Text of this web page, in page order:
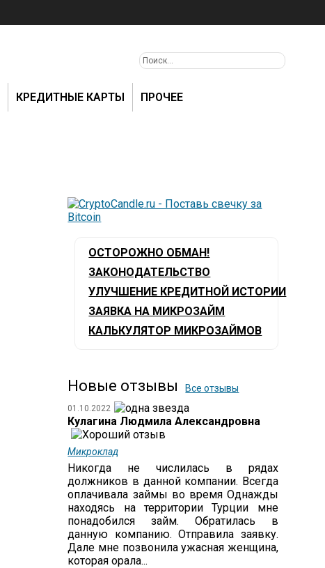
КРЕДИТНЫЕ КАРТЫ ПРОЧЕЕ
ОСТОРОЖНО ОБМАН!
ЗАКОНОДАТЕЛЬСТВО
УЛУЧШЕНИЕ КРЕДИТНОЙ ИСТОРИИ
ЗАЯВКА НА МИКРОЗАЙМ
КАЛЬКУЛЯТОР МИКРОЗАЙМОВ
Новые отзывы Все отзывы
01.10.2022
Кулагина Людмила Александровна
Микроклад
Никогда не числилась в рядах
должников в данной компании. Всегда
оплачивала займы во время Однажды
находясь на территории Турции мне
понадобился займ. Обратилась в
данную компанию. Отправила заявку.
Дале мне позвонила ужасная женщина,
которая орала...